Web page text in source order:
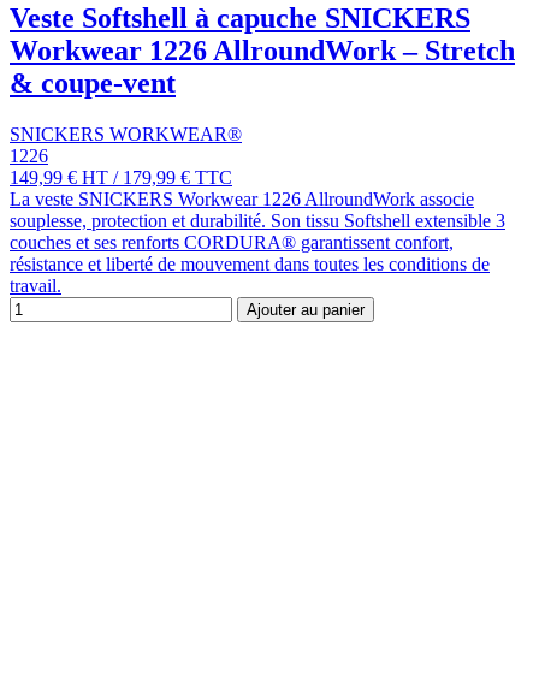
Veste Softshell à capuche SNICKERS
Workwear 1226 AllroundWork – Stretch
& coupe-vent
SNICKERS WORKWEAR®
1226
149,99 € HT / 179,99 € TTC
La veste SNICKERS Workwear 1226 AllroundWork associe
souplesse, protection et durabilité. Son tissu Softshell extensible 3
couches et ses renforts CORDURA® garantissent confort,
résistance et liberté de mouvement dans toutes les conditions de
travail.
Ajouter au panier